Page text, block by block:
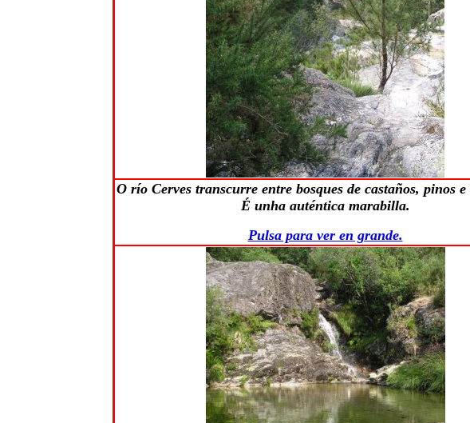
O río Cerves transcurre entre bosques de castaños, pinos e
É unha auténtica marabilla.
Pulsa para ver en grande.